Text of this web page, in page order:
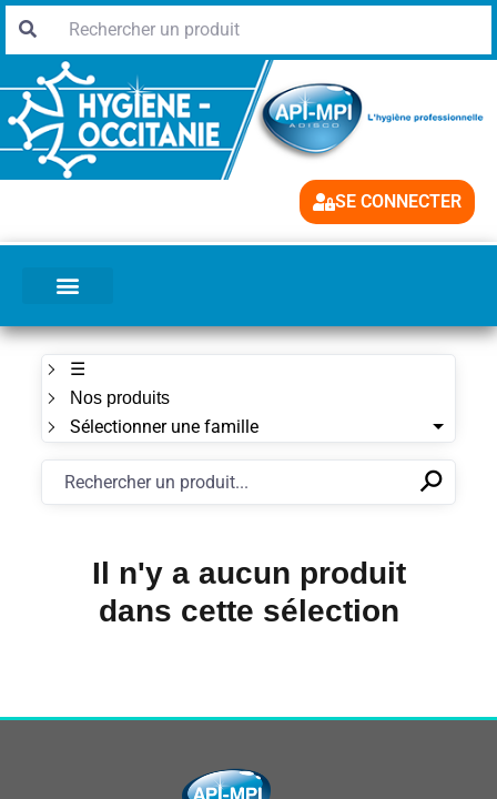
SE CONNECTER
☰
Nos produits
Sélectionner une famille
✕⚲
Il n'y a aucun produit
dans cette sélection